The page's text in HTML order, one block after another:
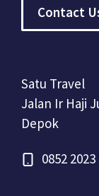
Contact
Satu Travel
Jalan Ir Haji
Depok
0852 2023